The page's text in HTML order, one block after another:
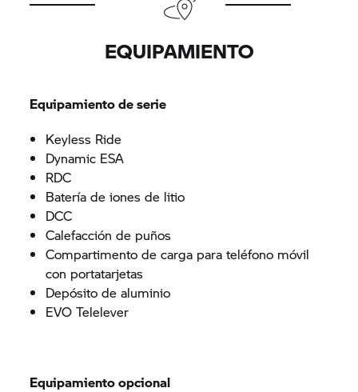
EQUIPAMIENTO
Equipamiento de serie
Keyless Ride
Dynamic ESA
RDC
Batería de iones de litio
DCC
Calefacción de puños
Compartimento de carga para teléfono móvil
con portatarjetas
Depósito de aluminio
EVO Telelever
Equipamiento opcional